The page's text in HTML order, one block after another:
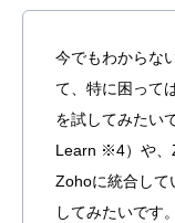
今でもわからな
て、特に困って
を試してみたい
Learn ※4）や、
Zohoに統合して
してみたいです。